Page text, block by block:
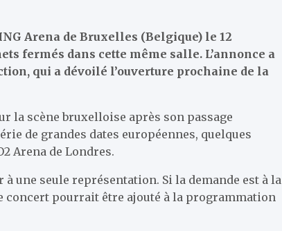
Arena de Bruxelles (Belgique) le 12
fermés dans cette même salle. L’annonce a
qui a dévoilé l’ouverture prochaine de la
la scène bruxelloise après son passage
de grandes dates européennes, quelques
Arena de Londres.
une seule représentation. Si la demande est à la
concert pourrait être ajouté à la programmation